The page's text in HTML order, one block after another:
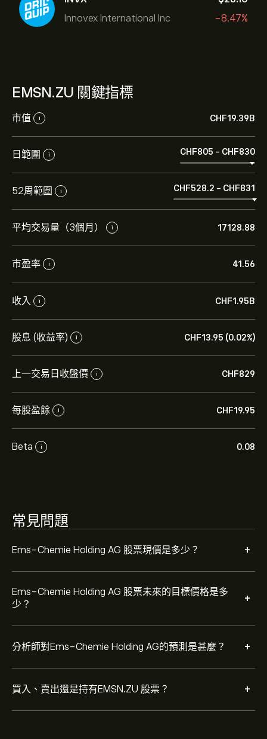
Innovex International Inc
-8.47%
EMSN.ZU 關鍵指標
市值 i ‎CHF‎19.39B
日範圍 i ‎CHF‎805 - ‎CHF‎830
52周範圍 i ‎CHF‎528.2 - ‎CHF‎831
平均交易量（3個月） i 17128.88
市盈率 i 41.56
收入 i ‎CHF‎1.95B
股息 (收益率) i ‎CHF‎13.95 (0.02%)
上一交易日收盤價 i ‎CHF‎829
每股盈餘 i ‎CHF‎19.95
Beta i 0.08
常見問題
Ems-Chemie Holding AG 股票現價是多少？ +
EMSN.ZU 現價為‎CHF‎829.00。
Ems-Chemie Holding AG 股票未來的目標價格是多
少？
+
分析師對Ems-Chemie Holding AG的預測是甚麼？ +
分析師根據市場趨勢、財務報告和預期增長對Ems-
Chemie Holding AG的預測。查看最新預測以了解未來價
格走勢。
買入、賣出還是持有EMSN.ZU 股票？ +